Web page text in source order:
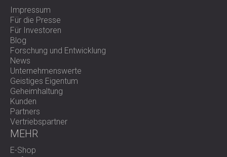
Impressum
Für die Presse
Für Investoren
Blog
Forschung und Entwicklung
News
Unternehmenswerte
Geistiges Eigentum
Geheimhaltung
Kunden
Partners
Vertriebspartner
MEHR
E-Shop